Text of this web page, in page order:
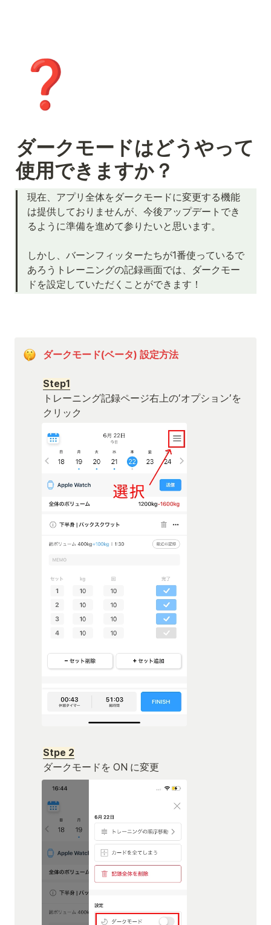
❓
ダークモードはどうやって
使用できますか？
現在、アプリ全体をダークモードに変更する機能
は提供しておりませんが、今後アップデートでき
るように準備を進めて参りたいと思います。
しかし、バーンフィッターたちが1番使っているで
あろうトレーニングの記録画面では、ダークモー
ドを設定していただくことができます！
ダークモード(ベータ) 設定方法
Step1
トレーニング記録ページ右上の’オプション’を
クリック
Stpe 2
ダークモードを ON に変更